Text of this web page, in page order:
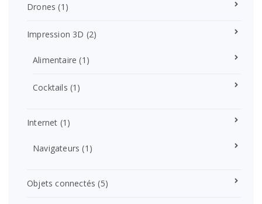
Drones (1)
Impression 3D (2)
Alimentaire (1)
Cocktails (1)
Internet (1)
Navigateurs (1)
Objets connectés (5)